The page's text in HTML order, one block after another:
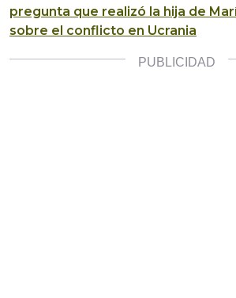
pregunta que realizó la hija de
sobre el conflicto en Ucrania